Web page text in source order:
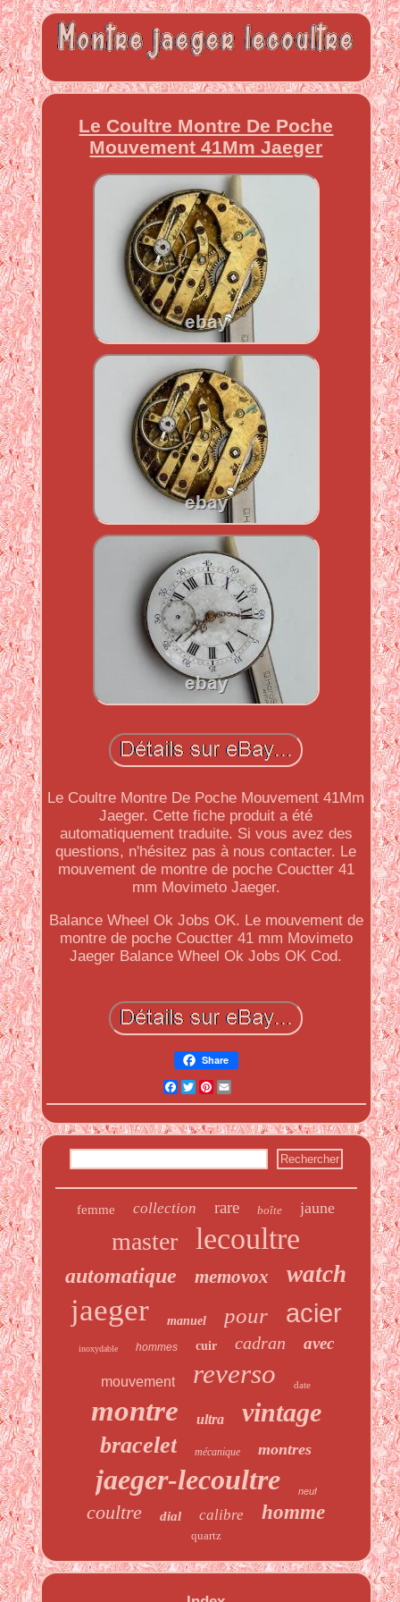
Le Coultre Montre De Poche
Mouvement 41Mm Jaeger
Le Coultre Montre De Poche Mouvement 41Mm
Jaeger. Cette fiche produit a été
automatiquement traduite. Si vous avez des
questions, n'hésitez pas à nous contacter. Le
mouvement de montre de poche Couctter 41
mm Movimeto Jaeger.
Balance Wheel Ok Jobs OK. Le mouvement de
montre de poche Couctter 41 mm Movimeto
Jaeger Balance Wheel Ok Jobs OK Cod.
Share
Facebook
Twitter
Pinterest
Email
femme collection rare boîte jaune
master lecoultre
automatique memovox watch
jaeger manuel pour acier
inoxydable hommes cuir cadran avec
mouvement reverso date
montre ultra vintage
bracelet mécanique montres
jaeger-lecoultre neuf
coultre dial calibre homme
quartz